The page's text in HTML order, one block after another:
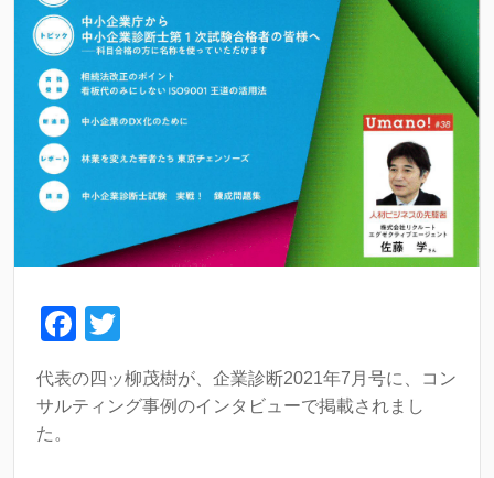
F
c
tt
代表の四ッ柳茂樹が、企業診断2021年7月号に、コン
サルティング事例のインタビューで掲載されまし
た。